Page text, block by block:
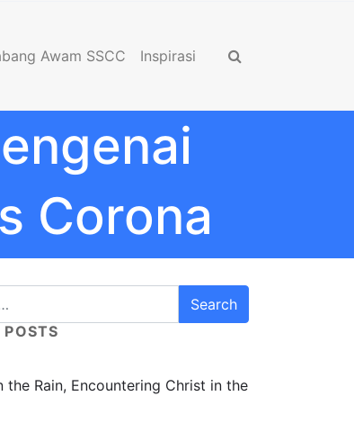
Awam SSCC Inspirasi
Corona
POSTS
the Rain, Encountering Christ in the